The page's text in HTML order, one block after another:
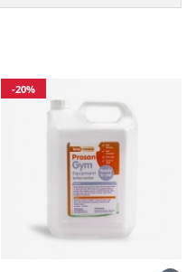
-20%